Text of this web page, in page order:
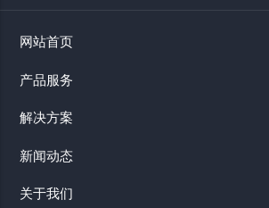
网站首页
产品服务
解决方案
新闻动态
关于我们